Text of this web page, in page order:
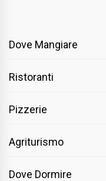
Dove Mangiare
Ristoranti
Pizzerie
Agriturismo
Dove Dormire